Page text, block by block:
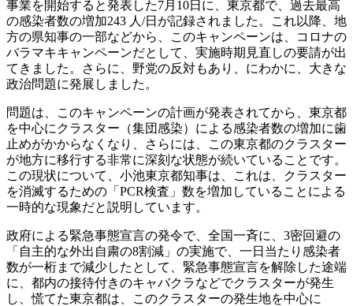
事業を開始すると発表した7月10日に、東京都で、過去最高
の感染者数の増加243 人/日が記録されました。これ以降、地
方の県知事の一部などから、このキャンペーンは、コロナの
バラマキキャンペーンだとして、実施時期見直しの要請が出
てきました。さらに、野党の反対もあり、にわかに、大きな
政治問題に発展しました。
問題は、このキャンペーンの計画が発表されてから、東京都
を中心にクラスター（集団感染）による感染者数の増加に歯
止めがかからなくなり、さらには、この東京都のクラスター
が地方に移行する非常に深刻な状態が続いていることです。
この現状について、小池東京都知事は、これは、クラスター
を消滅するための「PCR検査」数を増加していることによる
一時的な現象だと説明しています。
政府による緊急事態宣言の発令で、全国一斉に、3密回避の
「自主的な外出自粛の8割減」の実施で、一日当たり感染者
数が一桁まで減少したとして、緊急事態宣言を解除した途端
に、都内の接待付きのキャバクラなどでクラスターが発生
し、慌てた東京都は、このクラスターの発生地を中心に